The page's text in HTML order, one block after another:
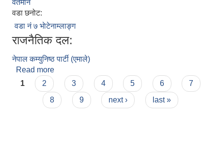
वर्तमान
वडा छनोट:
वडा नं ७ भाेटेनाम्लाङ्ग
राजनैतिक दल:
नेपाल कम्युनिष्ठ‌ पार्टी (एमाले)
Read more
Pages
1 2 3 4 5 6
7
8
9 next › last »